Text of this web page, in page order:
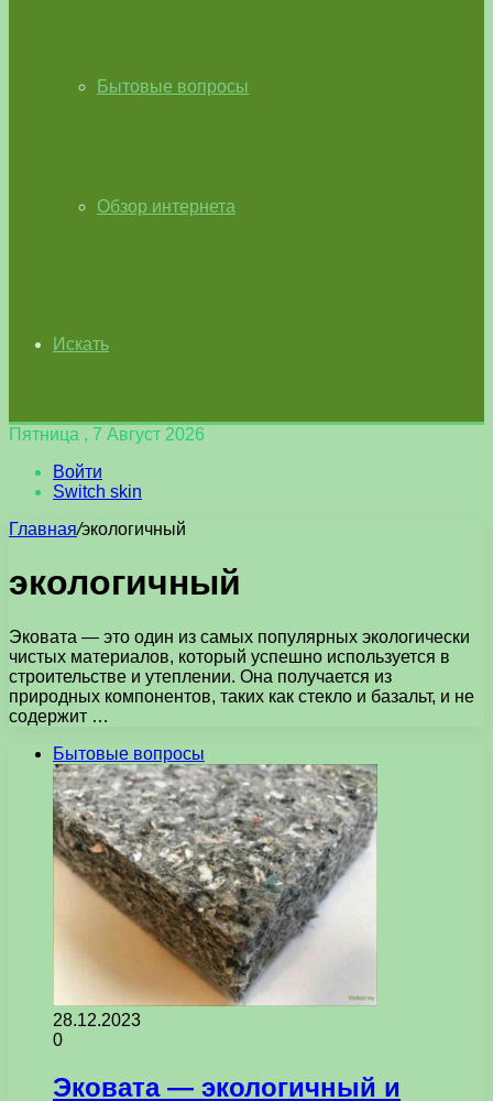
Бытовые вопросы
Обзор интернета
Искать
Пятница , 7 Август 2026
Войти
Switch skin
Главная/экологичный
экологичный
Эковата — это один из самых популярных экологически
чистых материалов, который успешно используется в
строительстве и утеплении. Она получается из
природных компонентов, таких как стекло и базальт, и не
содержит …
Бытовые вопросы
28.12.2023
0
Эковата — экологичный и